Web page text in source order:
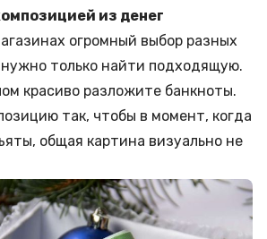
из денег
огромный выбор разных
только найти подходящую.
красиво разложите банкноты.
так, чтобы в момент, когда
общая картина визуально не